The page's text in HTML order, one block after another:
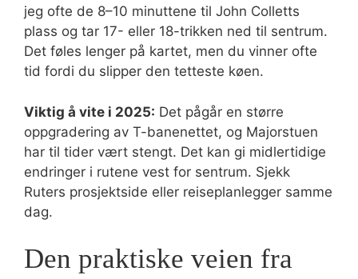
jeg ofte de 8–10 minuttene til John Colletts
plass og tar 17- eller 18-trikken ned til sentrum.
Det føles lenger på kartet, men du vinner ofte
tid fordi du slipper den tetteste køen.
Viktig å vite i 2025: Det pågår en større
oppgradering av T-banenettet, og Majorstuen
har til tider vært stengt. Det kan gi midlertidige
endringer i rutene vest for sentrum. Sjekk
Ruters prosjektside eller reiseplanlegger samme
dag.
Den praktiske veien fra